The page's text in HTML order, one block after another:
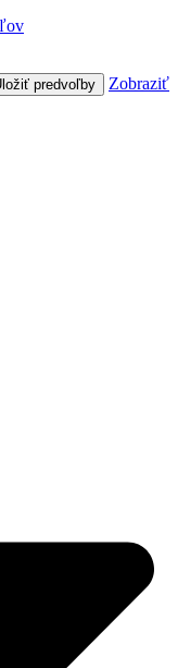
predvoľby
Zobraziť